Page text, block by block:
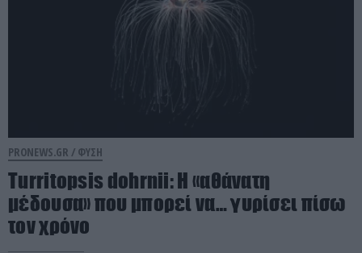
PRONEWS.GR / ΦΥΣΗ
Turritopsis dohrnii: Η «αθάνατη
μέδουσα» που μπορεί να… γυρίσει πίσω
τον χρόνο